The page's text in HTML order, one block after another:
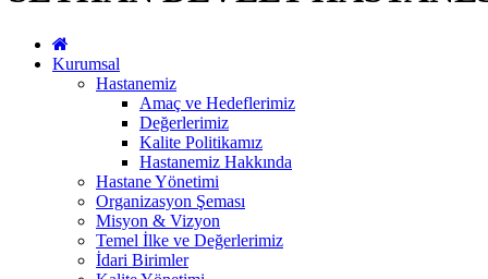
Kurumsal
Hastanemiz
Amaç ve Hedeflerimiz
Değerlerimiz
Kalite Politikamız
Hastanemiz Hakkında
Hastane Yönetimi
Organizasyon Şeması
Misyon & Vizyon
Temel İlke ve Değerlerimiz
İdari Birimler